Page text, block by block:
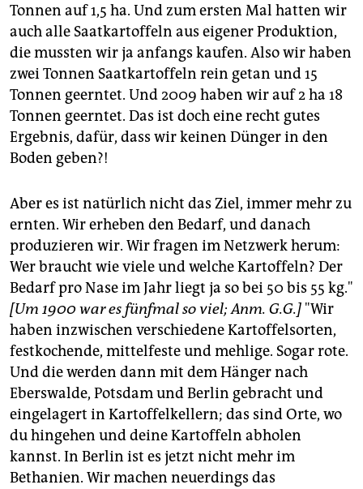
Tonnen auf 1,5 ha. Und zum ersten Mal hatten wir
auch alle Saatkartoffeln aus eigener Produktion,
die mussten wir ja anfangs kaufen. Also wir haben
zwei Tonnen Saatkartoffeln rein getan und 15
Tonnen geerntet. Und 2009 haben wir auf 2 ha 18
Tonnen geerntet. Das ist doch eine recht gutes
Ergebnis, dafür, dass wir keinen Dünger in den
Boden geben?!
Aber es ist natürlich nicht das Ziel, immer mehr zu
ernten. Wir erheben den Bedarf, und danach
produzieren wir. Wir fragen im Netzwerk herum:
Wer braucht wie viele und welche Kartoffeln? Der
Bedarf pro Nase im Jahr liegt ja so bei 50 bis 55 kg."
[Um 1900 war es fünfmal so viel; Anm. G.G.] "Wir
haben inzwischen verschiedene Kartoffelsorten,
festkochende, mittelfeste und mehlige. Sogar rote.
Und die werden dann mit dem Hänger nach
Eberswalde, Potsdam und Berlin gebracht und
eingelagert in Kartoffelkellern; das sind Orte, wo
du hingehen und deine Kartoffeln abholen
kannst. In Berlin ist es jetzt nicht mehr im
Bethanien. Wir machen neuerdings das